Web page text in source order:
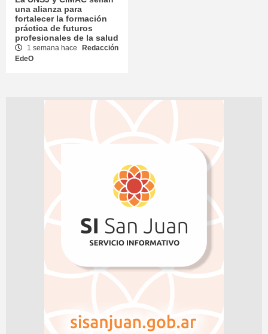
una alianza para
fortalecer la formación
práctica de futuros
profesionales de la salud
1 semana hace
Redacción
EdeO